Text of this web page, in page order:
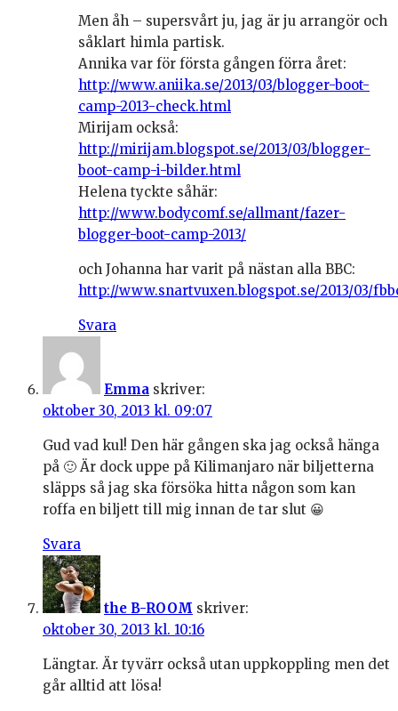
Men åh – supersvårt ju, jag är ju arrangör och
såklart himla partisk.
Annika var för första gången förra året:
http://www.aniika.se/2013/03/blogger-boot-
camp-2013-check.html
Mirijam också:
http://mirijam.blogspot.se/2013/03/blogger-
boot-camp-i-bilder.html
Helena tyckte såhär:
http://www.bodycomf.se/allmant/fazer-
blogger-boot-camp-2013/
och Johanna har varit på nästan alla BBC:
http://www.snartvuxen.blogspot.se/2013/03/
Svara
Emma skriver:
oktober 30, 2013 kl. 09:07
Gud vad kul! Den här gången ska jag också hänga
på 🙂 Är dock uppe på Kilimanjaro när biljetterna
släpps så jag ska försöka hitta någon som kan
roffa en biljett till mig innan de tar slut 😀
Svara
the B-ROOM skriver:
oktober 30, 2013 kl. 10:16
Längtar. Är tyvärr också utan uppkoppling men det
går alltid att lösa!